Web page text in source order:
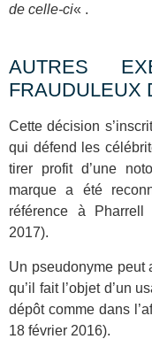
de celle-ci« .
AUTRES
FRAUDULEUX
Cette décision
qui défend les
tirer profit d’une
marque a été
référence à
2017).
Un pseudonyme peut
qu’il fait l’objet d’un
dépôt comme dans
18 février 2016).